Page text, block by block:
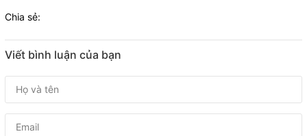
Chia sẻ:
Viết bình luận của bạn